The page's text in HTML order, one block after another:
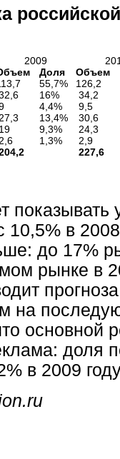
2009
Доля
Объем
55,7%
126,2
16%
34,2
4,4%
9,5
27,3 13,4%
30,6
19 9,3%
24,3
2,6 1,3%
2,9
227,6
показывать
10,5% в
до 17%
рынке в
на
основной
доля
в 2009